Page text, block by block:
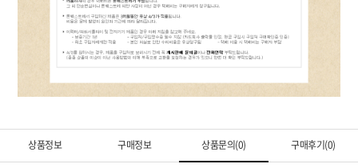
상품정보 구매정보 상품문의(0) 구매후기(0)